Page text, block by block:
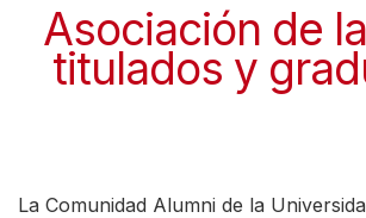
Asociación de
titulados y
La Comunidad Alumni de la